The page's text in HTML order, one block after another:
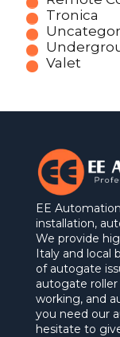
Tronica
Valet
EE
installation,
We provide
Italy and local
of autogate
autogate
working, and
you need our
hesitate to